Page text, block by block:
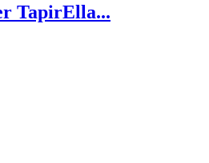
TapirElla...